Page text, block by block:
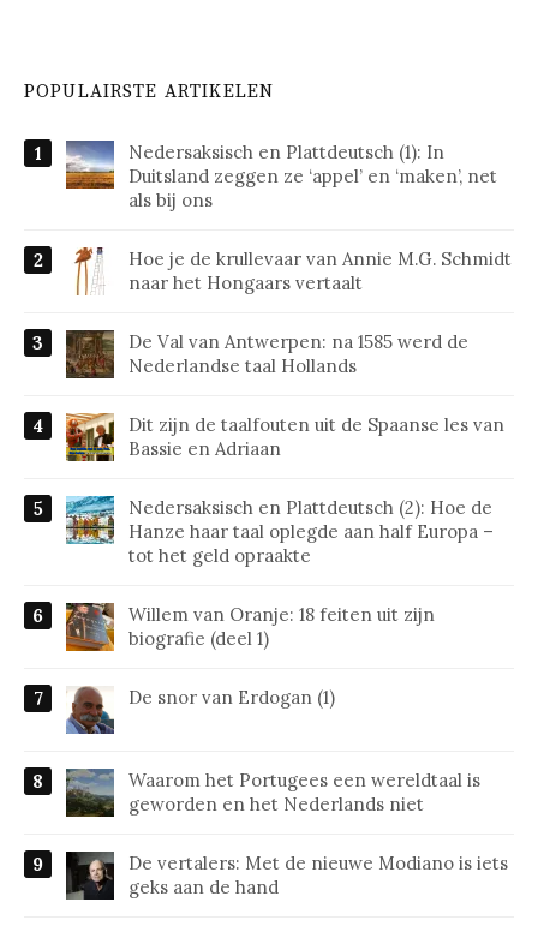
POPULAIRSTE ARTIKELEN
Nedersaksisch en Plattdeutsch (1): In
Duitsland zeggen ze ‘appel’ en ‘maken’, net
als bij ons
Hoe je de krullevaar van Annie M.G. Schmidt
naar het Hongaars vertaalt
De Val van Antwerpen: na 1585 werd de
Nederlandse taal Hollands
Dit zijn de taalfouten uit de Spaanse les van
Bassie en Adriaan
Nedersaksisch en Plattdeutsch (2): Hoe de
Hanze haar taal oplegde aan half Europa –
tot het geld opraakte
Willem van Oranje: 18 feiten uit zijn
biografie (deel 1)
De snor van Erdogan (1)
Waarom het Portugees een wereldtaal is
geworden en het Nederlands niet
De vertalers: Met de nieuwe Modiano is iets
geks aan de hand